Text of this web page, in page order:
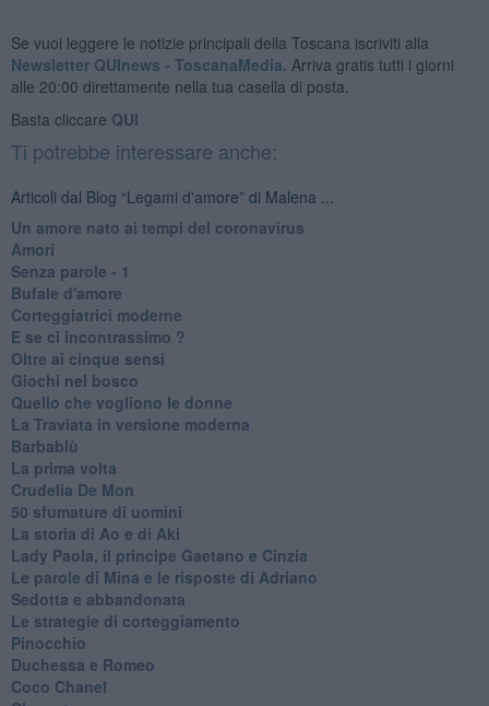
Se vuoi leggere le notizie principali della Toscana iscriviti alla
Newsletter QUInews - ToscanaMedia. Arriva gratis tutti i giorni
alle 20:00 direttamente nella tua casella di posta.
Basta cliccare QUI
Ti potrebbe interessare anche:
Articoli dal Blog “Legami d'amore” di Malena ...
Un amore nato ai tempi del coronavirus
Amori
Senza parole - 1
Bufale d'amore
Corteggiatrici moderne
E se ci incontrassimo ?
Oltre ai cinque sensi
Giochi nel bosco
Quello che vogliono le donne
La Traviata in versione moderna
Barbablù
La prima volta
Crudelia De Mon
50 sfumature di uomini
La storia di Ao e di Aki
Lady Paola, il principe Gaetano e Cinzia
Le parole di Mina e le risposte di Adriano
Sedotta e abbandonata
Le strategie di corteggiamento
Pinocchio
Duchessa e Romeo
Coco Chanel